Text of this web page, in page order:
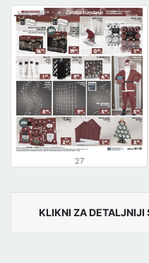
27
KLIKNI ZA DETALJNIJI